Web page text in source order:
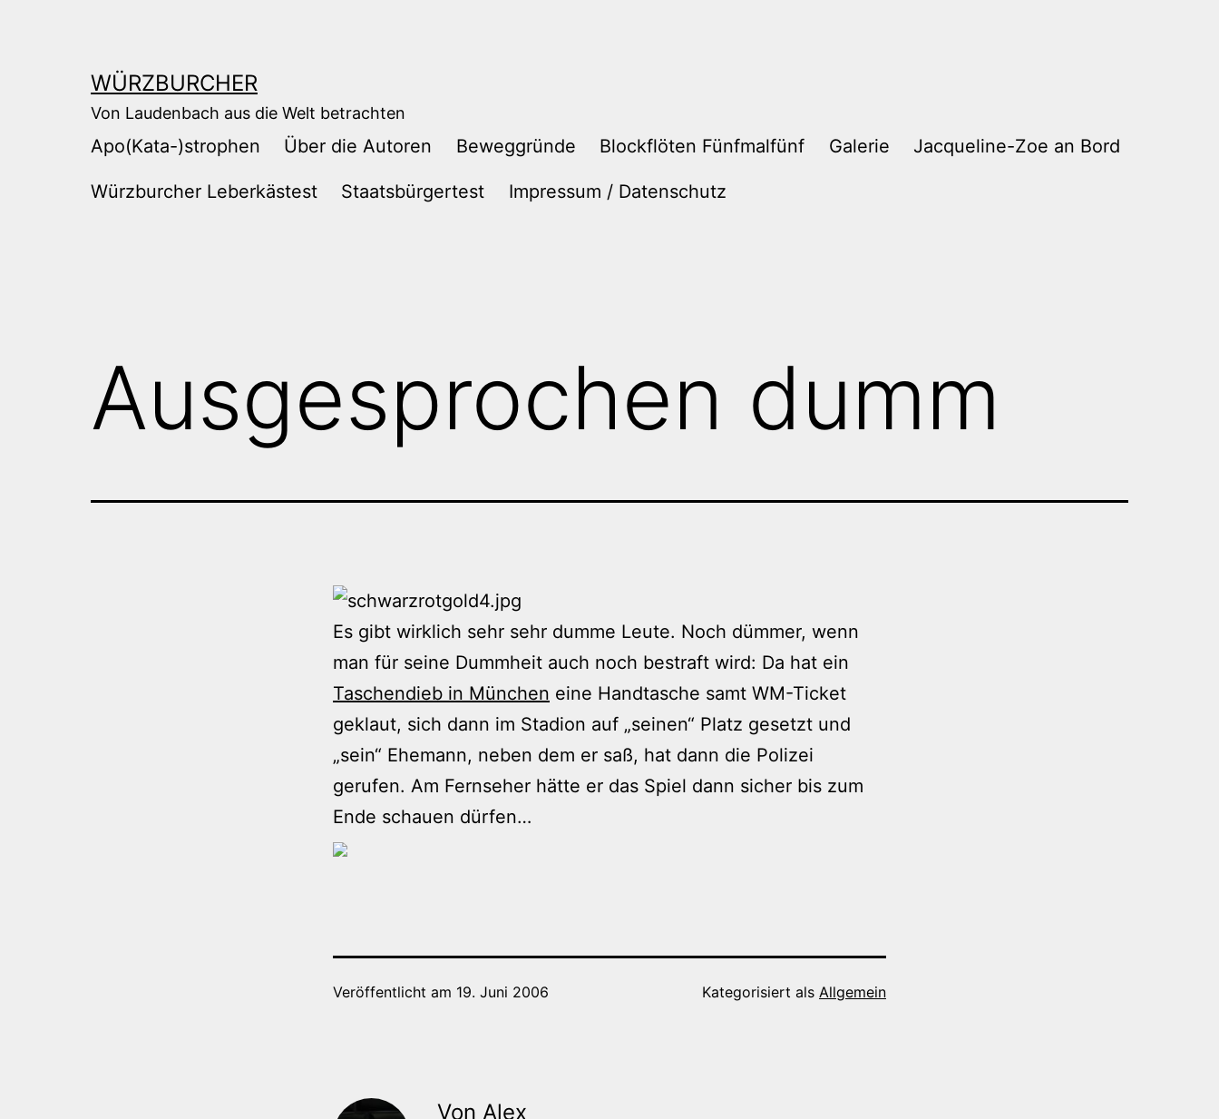
WÜRZBURCHER
Von Laudenbach aus die Welt betrachten
Apo(Kata-)strophen Über die Autoren Beweggründe Blockflöten Fünfmalfünf Galerie Jacqueline-Zoe an Bord
Würzburcher Leberkästest Staatsbürgertest Impressum / Datenschutz
Ausgesprochen dumm
Es gibt wirklich sehr sehr dumme Leute. Noch dümmer, wenn
man für seine Dummheit auch noch bestraft wird: Da hat ein
Taschendieb in München eine Handtasche samt WM-Ticket
geklaut, sich dann im Stadion auf „seinen“ Platz gesetzt und
„sein“ Ehemann, neben dem er saß, hat dann die Polizei
gerufen. Am Fernseher hätte er das Spiel dann sicher bis zum
Ende schauen dürfen…
Veröffentlicht am 19. Juni 2006 Kategorisiert als Allgemein
Von Alex